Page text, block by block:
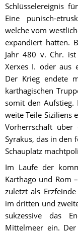
Schlüsselereignis
Eine punisch-
welche vom
expandiert hatten.
Jahr 480 v. Chr.
Xerxes I. oder aus
Der Krieg endete
karthagischen
somit den Aufstieg.
weite Teile Siziliens
Vorherrschaft
Syrakus, das in den
Schauplatz
Im Laufe der
Karthago und Rom
zuletzt als
im dritten und
sukzessive das
Mittelmeer ein.